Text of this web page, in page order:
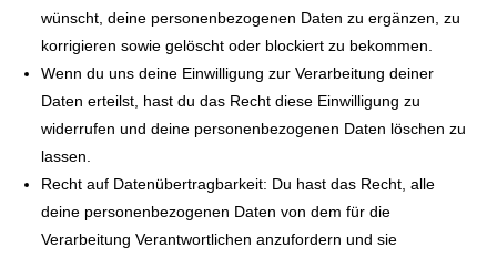
wünscht, deine personenbezogenen Daten zu ergänzen, zu
korrigieren sowie gelöscht oder blockiert zu bekommen.
Wenn du uns deine Einwilligung zur Verarbeitung deiner
Daten erteilst, hast du das Recht diese Einwilligung zu
widerrufen und deine personenbezogenen Daten löschen zu
lassen.
Recht auf Datenübertragbarkeit: Du hast das Recht, alle
deine personenbezogenen Daten von dem für die
Verarbeitung Verantwortlichen anzufordern und sie